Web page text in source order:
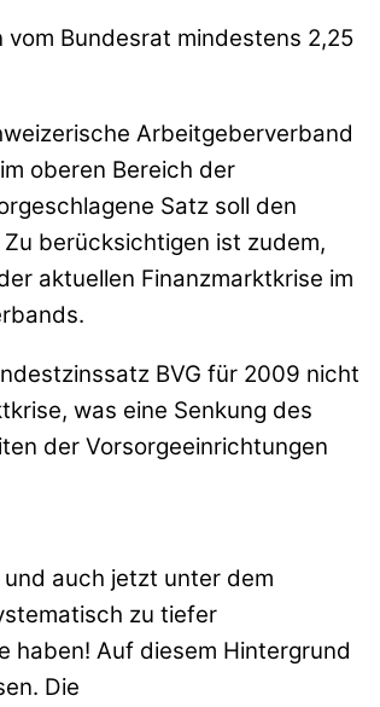
Bundesrat mindestens 2,25
Arbeitgeberverband
oberen Bereich der
Satz soll den
berücksichtigen ist zudem,
aktuellen Finanzmarktkrise im
BVG für 2009 nicht
was eine Senkung des
der Vorsorgeeinrichtungen
auch jetzt unter dem
zu tiefer
haben! Auf diesem Hintergrund
Die